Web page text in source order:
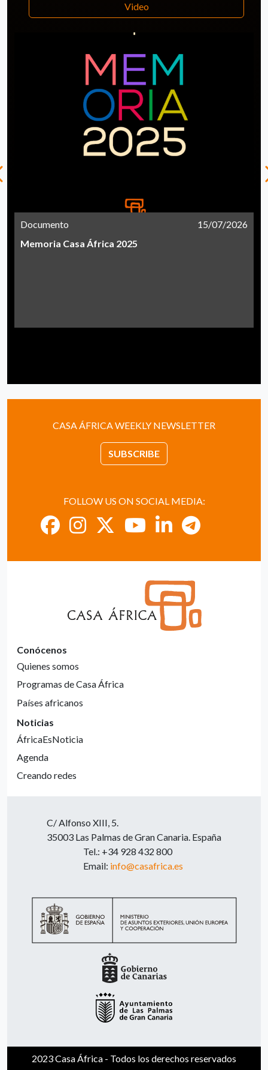
Video
Documento
15/07/2026
Memoria Casa África 2025
CASA ÁFRICA WEEKLY NEWSLETTER
SUBSCRIBE
FOLLOW US ON SOCIAL MEDIA:
Conócenos
Quienes somos
Programas de Casa África
Países africanos
Noticias
ÁfricaEsNoticia
Agenda
Creando redes
C/ Alfonso XIII, 5.
35003 Las Palmas de Gran Canaria. España
Tel.: +34 928 432 800
Email: info@casafrica.es
2023 Casa África - Todos los derechos reservados